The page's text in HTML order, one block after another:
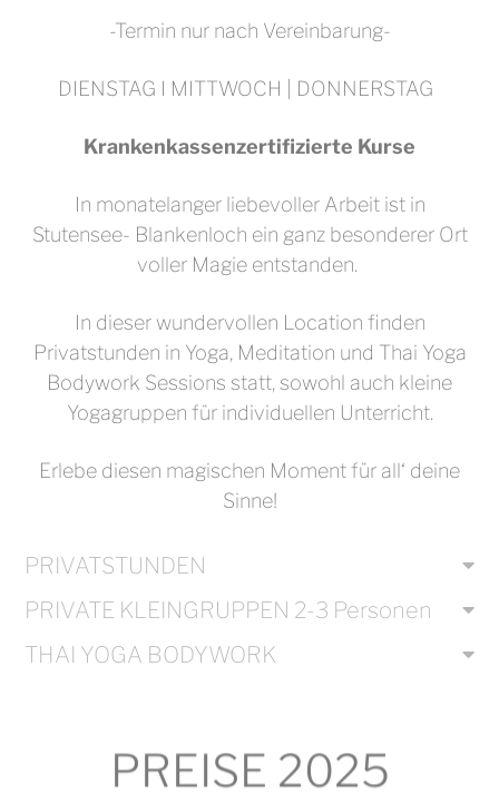
-Termin nur nach Vereinbarung-
DIENSTAG I MITTWOCH | DONNERSTAG
Krankenkassenzertifizierte Kurse
In monatelanger liebevoller Arbeit ist in
Stutensee- Blankenloch ein ganz besonderer Ort
voller Magie entstanden.
In dieser wundervollen Location finden
Privatstunden in Yoga, Meditation und Thai Yoga
Bodywork Sessions statt, sowohl auch kleine
Yogagruppen für individuellen Unterricht.
Erlebe diesen magischen Moment für all‘ deine
Sinne!
PRIVATSTUNDEN
PRIVATE KLEINGRUPPEN 2-3 Personen
THAI YOGA BODYWORK
PREISE 2025